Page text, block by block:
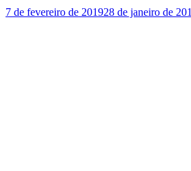
7 de fevereiro de 201928 de janeiro de